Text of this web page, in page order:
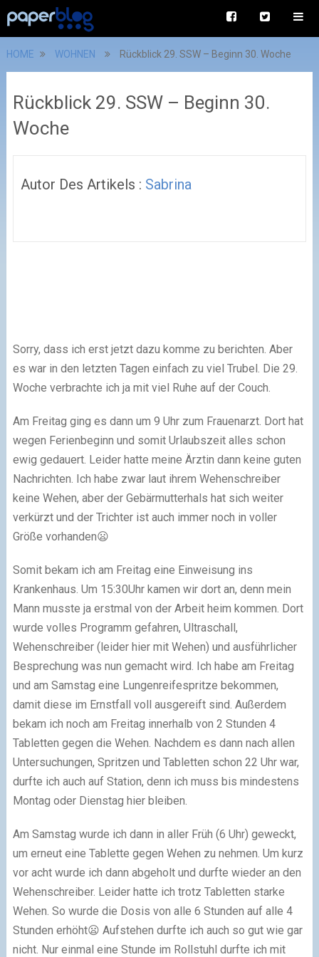
HOME WOHNEN Rückblick 29. SSW – Beginn 30. Woche
Rückblick 29. SSW – Beginn 30.
Woche
Autor Des Artikels : Sabrina
Sorry, dass ich erst jetzt dazu komme zu berichten. Aber
es war in den letzten Tagen einfach zu viel Trubel. Die 29.
Woche verbrachte ich ja mit viel Ruhe auf der Couch.
Am Freitag ging es dann um 9 Uhr zum Frauenarzt. Dort hat
wegen Ferienbeginn und somit Urlaubszeit alles schon
ewig gedauert. Leider hatte meine Ärztin dann keine guten
Nachrichten. Ich habe zwar laut ihrem Wehenschreiber
keine Wehen, aber der Gebärmutterhals hat sich weiter
verkürzt und der Trichter ist auch immer noch in voller
Größe vorhanden😦
Somit bekam ich am Freitag eine Einweisung ins
Krankenhaus. Um 15:30Uhr kamen wir dort an, denn mein
Mann musste ja erstmal von der Arbeit heim kommen. Dort
wurde volles Programm gefahren, Ultraschall,
Wehenschreiber (leider hier mit Wehen) und ausführlicher
Besprechung was nun gemacht wird. Ich habe am Freitag
und am Samstag eine Lungenreifespritze bekommen,
damit diese im Ernstfall voll ausgereift sind. Außerdem
bekam ich noch am Freitag innerhalb von 2 Stunden 4
Tabletten gegen die Wehen. Nachdem es dann nach allen
Untersuchungen, Spritzen und Tabletten schon 22 Uhr war,
durfte ich auch auf Station, denn ich muss bis mindestens
Montag oder Dienstag hier bleiben.
Am Samstag wurde ich dann in aller Früh (6 Uhr) geweckt,
um erneut eine Tablette gegen Wehen zu nehmen. Um kurz
vor acht wurde ich dann abgeholt und durfte wieder an den
Wehenschreiber. Leider hatte ich trotz Tabletten starke
Wehen. So wurde die Dosis von alle 6 Stunden auf alle 4
Stunden erhöht😦 Aufstehen durfte ich auch so gut wie gar
nicht. Nur einmal eine Stunde im Rollstuhl durfte ich mit